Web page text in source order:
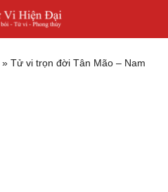
» Tử vi trọn đời Tân Mão – Nam